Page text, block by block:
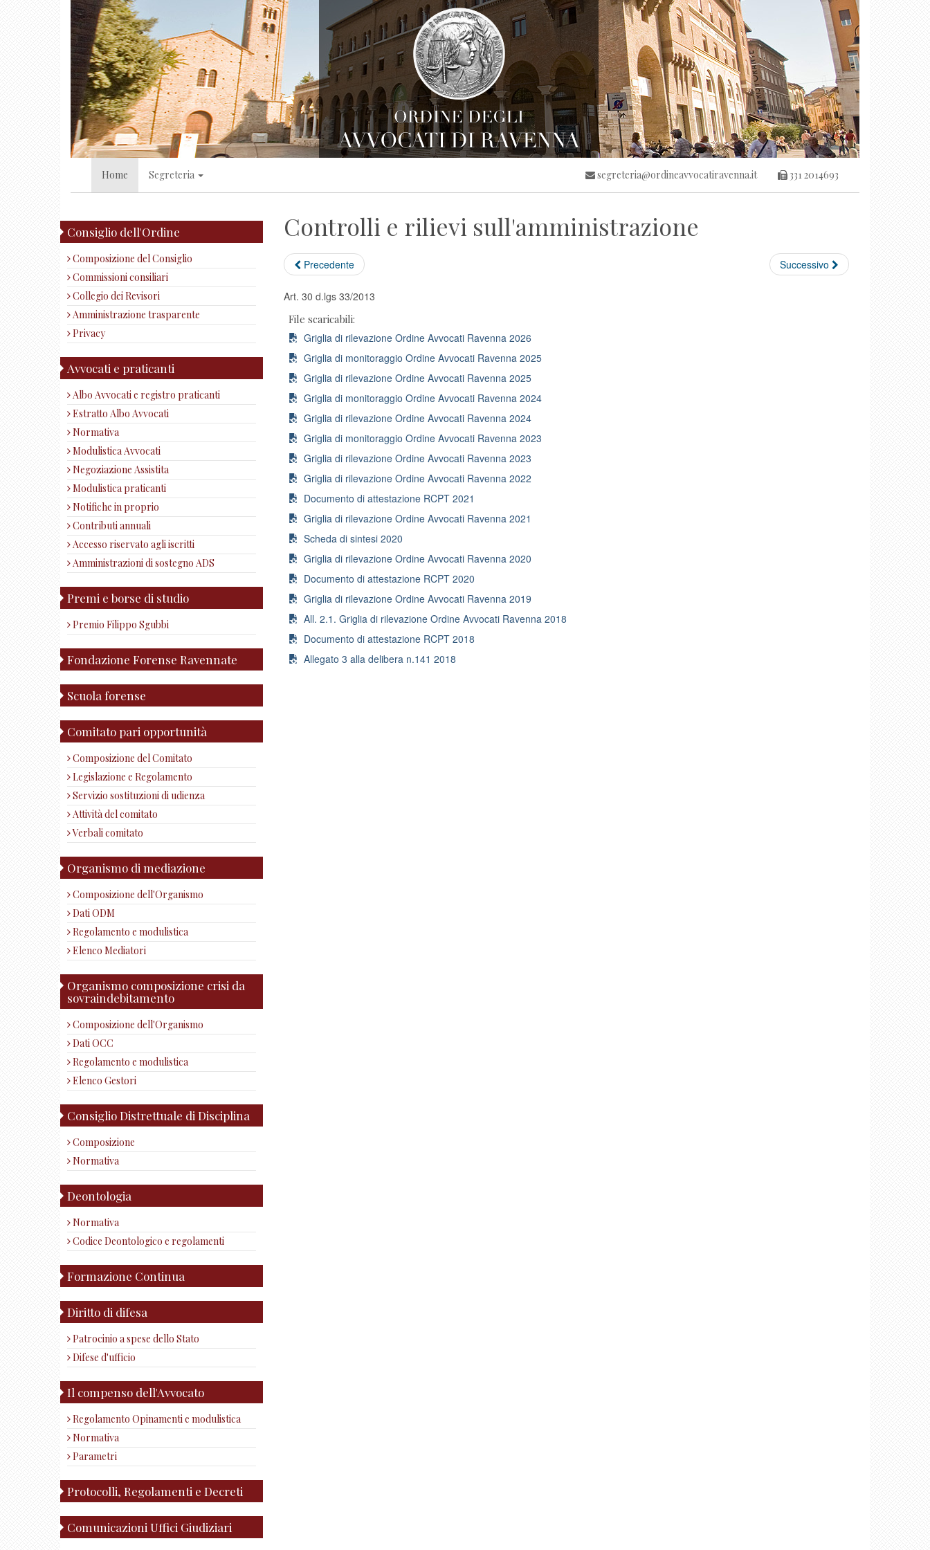
Home Segreteria segreteria@ordineavvocatiravenna.it 331 2014693
Consiglio dell'Ordine
Composizione del Consiglio
Commissioni consiliari
Collegio dei Revisori
Amministrazione trasparente
Privacy
Avvocati e praticanti
Albo Avvocati e registro praticanti
Estratto Albo Avvocati
Normativa
Modulistica Avvocati
Negoziazione Assistita
Modulistica praticanti
Notifiche in proprio
Contributi annuali
Accesso riservato agli iscritti
Amministrazioni di sostegno ADS
Premi e borse di studio
Premio Filippo Sgubbi
Fondazione Forense Ravennate
Scuola forense
Comitato pari opportunità
Composizione del Comitato
Legislazione e Regolamento
Servizio sostituzioni di udienza
Attività del comitato
Verbali comitato
Organismo di mediazione
Composizione dell'Organismo
Dati ODM
Regolamento e modulistica
Elenco Mediatori
Organismo composizione crisi da
sovraindebitamento
Composizione dell'Organismo
Dati OCC
Regolamento e modulistica
Elenco Gestori
Consiglio Distrettuale di Disciplina
Composizione
Normativa
Deontologia
Normativa
Codice Deontologico e regolamenti
Formazione Continua
Diritto di difesa
Patrocinio a spese dello Stato
Difese d'ufficio
Il compenso dell'Avvocato
Regolamento Opinamenti e modulistica
Normativa
Parametri
Protocolli, Regolamenti e Decreti
Comunicazioni Uffici Giudiziari
Controlli e rilievi sull'amministrazione
Precedente Successivo
Art. 30 d.lgs 33/2013
File scaricabili:
Griglia di rilevazione Ordine Avvocati Ravenna 2026
Griglia di monitoraggio Ordine Avvocati Ravenna 2025
Griglia di rilevazione Ordine Avvocati Ravenna 2025
Griglia di monitoraggio Ordine Avvocati Ravenna 2024
Griglia di rilevazione Ordine Avvocati Ravenna 2024
Griglia di monitoraggio Ordine Avvocati Ravenna 2023
Griglia di rilevazione Ordine Avvocati Ravenna 2023
Griglia di rilevazione Ordine Avvocati Ravenna 2022
Documento di attestazione RCPT 2021
Griglia di rilevazione Ordine Avvocati Ravenna 2021
Scheda di sintesi 2020
Griglia di rilevazione Ordine Avvocati Ravenna 2020
Documento di attestazione RCPT 2020
Griglia di rilevazione Ordine Avvocati Ravenna 2019
All. 2.1. Griglia di rilevazione Ordine Avvocati Ravenna 2018
Documento di attestazione RCPT 2018
Allegato 3 alla delibera n.141 2018